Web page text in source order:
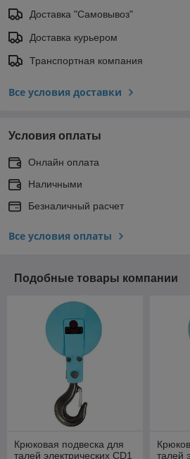
Доставка "Самовывоз"
Доставка курьером
Транспортная компания
Все условия доставки
Условия оплаты
Онлайн оплата
Наличными
Безналичный расчет
Все условия оплаты
Подобные товары компании
Крюковая подвеска для
талей электрических CD1
талей